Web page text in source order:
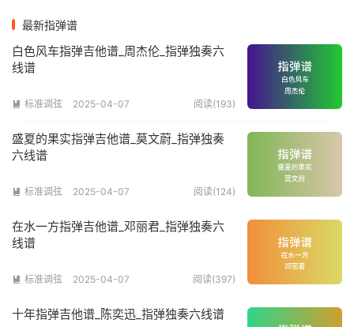
最新指弹谱
白色风车指弹吉他谱_周杰伦_指弹独奏六
线谱
 标准调弦 2025-04-07 阅读(193)
盛夏的果实指弹吉他谱_莫文蔚_指弹独奏
六线谱
 标准调弦 2025-04-07 阅读(124)
在水一方指弹吉他谱_邓丽君_指弹独奏六
线谱
 标准调弦 2025-04-07 阅读(397)
十年指弹吉他谱_陈奕迅_指弹独奏六线谱